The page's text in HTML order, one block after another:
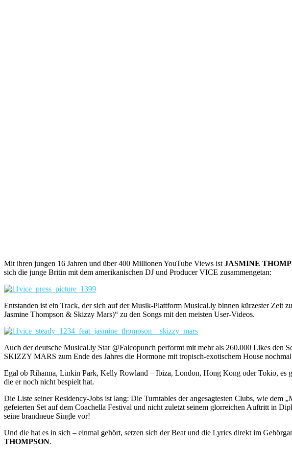
Mit ihren jungen 16 Jahren und über 400 Millionen YouTube Views ist JASMINE
sich die junge Britin mit dem amerikanischen DJ und Producer VICE zusammengetan:
Entstanden ist ein Track, der sich auf der Musik-Plattform Musical.ly binnen kürzester Zeit
Jasmine Thompson & Skizzy Mars)“ zu den Songs mit den meisten User-Videos.
Auch der deutsche Musical.ly Star @Falcopunch performt mit mehr als 260.000 Likes den
SKIZZY MARS zum Ende des Jahres die Hormone mit tropisch-exotischem House
Egal ob Rihanna, Linkin Park, Kelly Rowland – Ibiza, London, Hong Kong oder Tokio, es
die er noch nicht bespielt hat.
Die Liste seiner Residency-Jobs ist lang: Die Turntables der angesagtesten Clubs, wie
gefeierten Set auf dem Coachella Festival und nicht zuletzt seinem glorreichen Auftritt in
seine brandneue Single vor!
Und die hat es in sich – einmal gehört, setzen sich der Beat und die Lyrics direkt im
THOMPSON.